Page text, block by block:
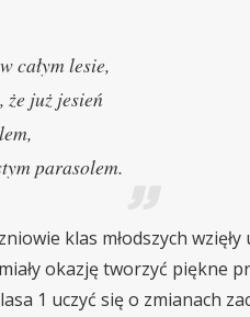
całym lesie,
że już jesień
parasolem.
klas młodszych
okazję tworzyć piękne
1 uczyć się o zmianach